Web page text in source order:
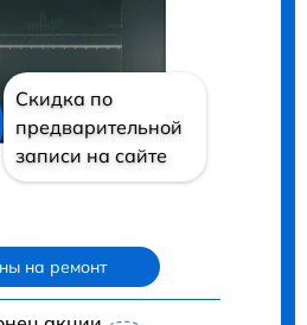
Скидка по
предварительной
записи на сайте
на ремонт